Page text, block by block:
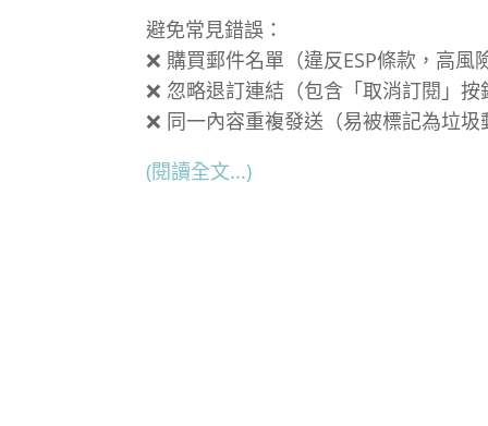
避免常見錯誤：
❌ 購買郵件名單（違反ESP條款，高風
❌ 忽略退訂連結（包含「取消訂閱」按
❌ 同一內容重複發送（易被標記為垃圾
(閱讀全文...)